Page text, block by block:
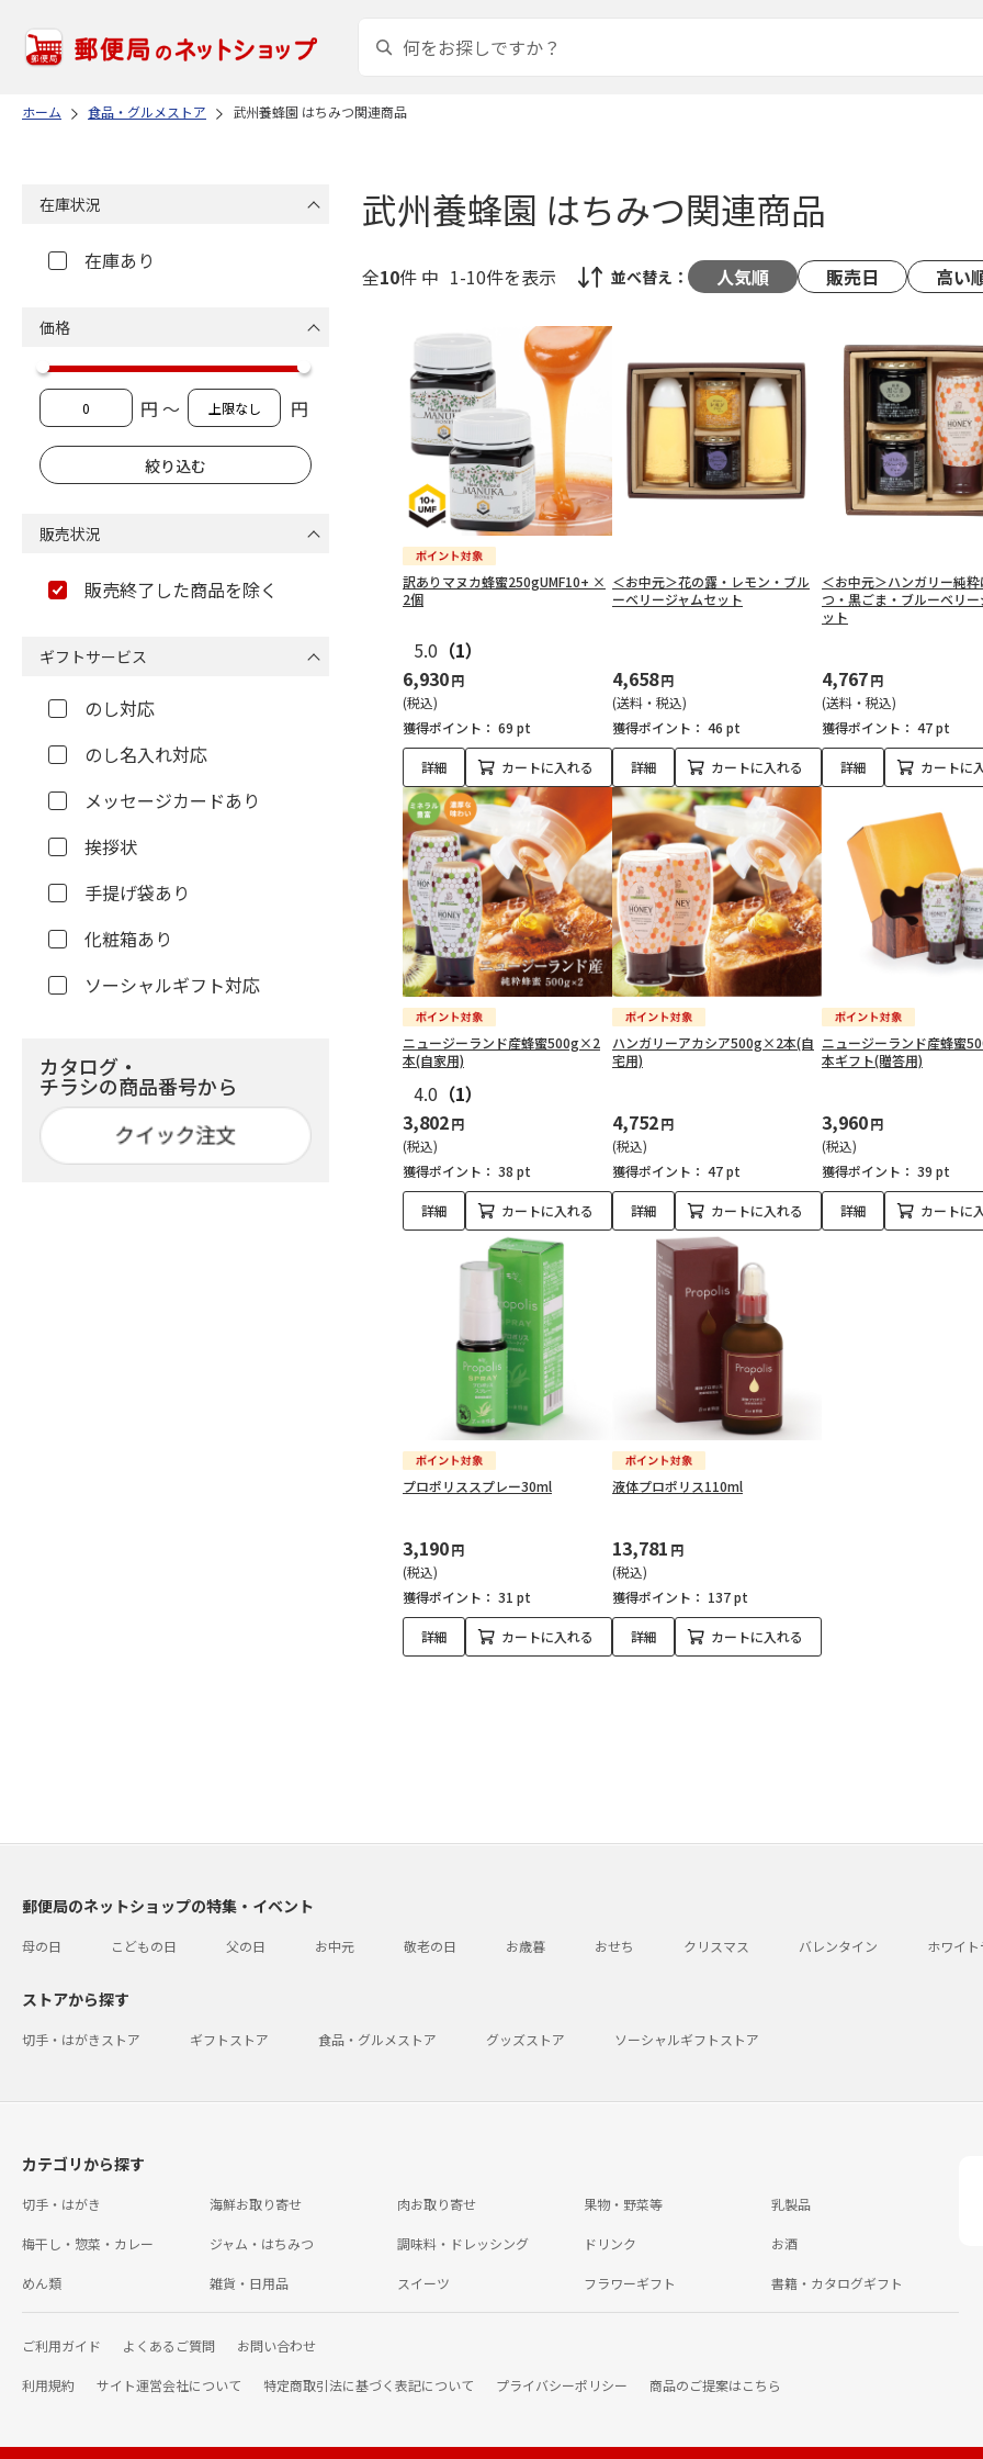
ホーム 食品・グルメストア 武州養蜂園 はちみつ関連商品
武州養蜂園 はちみつ関連商品
全10件 中 1-10件を表示 並べ替え： 人気順 販売日 高い
訳ありマヌカ蜂蜜250gUMF10+ ×
2個
5.0 （1）
6,930円
(税込)
獲得ポイント： 69 pt
詳細 カートに入れる
＜お中元＞花の露・レモン・ブル
ーベリージャムセット
4,658円
(送料・税込)
獲得ポイント： 46 pt
詳細 カートに入れる
＜お中元＞ハンガリー純
つ・黒ごま・ブルーベリ
ット
4,767円
(送料・税込)
獲得ポイント： 47 pt
詳細 カートに
ニュージーランド産蜂蜜500g×2
本(自家用)
4.0 （1）
3,802円
(税込)
獲得ポイント： 38 pt
詳細 カートに入れる
ハンガリーアカシア500g×2本(自
宅用)
4,752円
(税込)
獲得ポイント： 47 pt
詳細 カートに入れる
ニュージーランド産蜂蜜
本ギフト(贈答用)
3,960円
(税込)
獲得ポイント： 39 pt
詳細 カートに
プロポリススプレー30ml
3,190円
(税込)
獲得ポイント： 31 pt
詳細 カートに入れる
液体プロポリス110ml
13,781 円
(税込)
獲得ポイント： 137 pt
詳細 カートに入れる
在庫状況
在庫あり
価格
円 ～ 円
販売状況
販売終了した商品を除く
ギフトサービス
のし対応
のし名入れ対応
メッセージカードあり
挨拶状
手提げ袋あり
化粧箱あり
ソーシャルギフト対応
カタログ・
チラシの商品番号から
郵便局のネットショップの特集・イベント
母の日 こどもの日 父の日 お中元 敬老の日 お歳暮 おせち クリスマス バレンタイン ホワイ
ストアから探す
切手・はがきストア ギフトストア 食品・グルメストア グッズストア ソーシャルギフトストア
カテゴリから探す
切手・はがき 海鮮お取り寄せ 肉お取り寄せ 果物・野菜等 乳製品
梅干し・惣菜・カレー ジャム・はちみつ 調味料・ドレッシング ドリンク お酒
めん類 雑貨・日用品 スイーツ フラワーギフト 書籍・カタログギフト
ご利用ガイド よくあるご質問 お問い合わせ
利用規約 サイト運営会社について 特定商取引法に基づく表記について プライバシーポリシー 商品のご提案はこちら